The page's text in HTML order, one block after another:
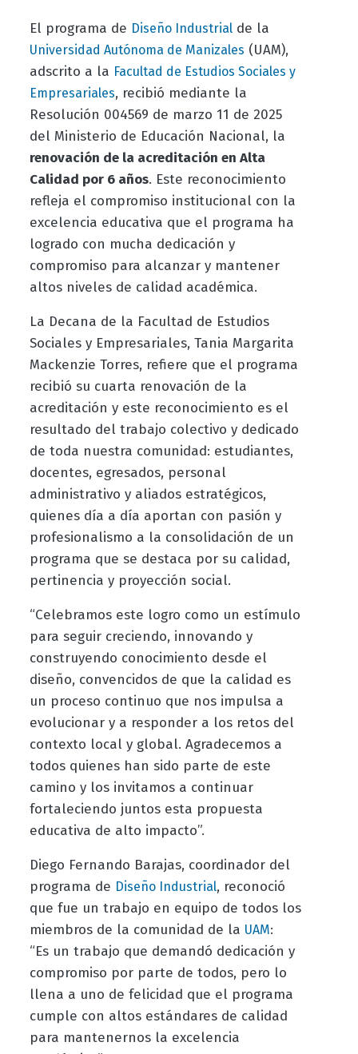
El programa de Diseño Industrialde la
Universidad Autónoma de Manizales (UAM),
adscrito a la Facultad de Estudios Sociales y
Empresariales, recibió mediante la
Resolución 004569 de marzo 11 de 2025
del Ministerio de Educación Nacional, la
renovación de la acreditación en Alta
Calidad por 6 años. Este reconocimiento
refleja el compromiso institucional con la
excelencia educativa que el programa ha
logrado con mucha dedicación y
compromiso para alcanzar y mantener
altos niveles de calidad académica.
La Decana de la Facultad de Estudios
Sociales y Empresariales, Tania Margarita
Mackenzie Torres, refiere que el programa
recibió su cuarta renovación de la
acreditación y este reconocimiento es el
resultado del trabajo colectivo y dedicado
de toda nuestra comunidad: estudiantes,
docentes, egresados, personal
administrativo y aliados estratégicos,
quienes día a día aportan con pasión y
profesionalismo a la consolidación de un
programa que se destaca por su calidad,
pertinencia y proyección social.
“Celebramos este logro como un estímulo
para seguir creciendo, innovando y
construyendo conocimiento desde el
diseño, convencidos de que la calidad es
un proceso continuo que nos impulsa a
evolucionar y a responder a los retos del
contexto local y global. Agradecemos a
todos quienes han sido parte de este
camino y los invitamos a continuar
fortaleciendo juntos esta propuesta
educativa de alto impacto”.
Diego Fernando Barajas, coordinador del
programa de Diseño Industrial, reconoció
que fue un trabajo en equipo de todos los
miembros de la comunidad de la UAM:
“Es un trabajo que demandó dedicación y
compromiso por parte de todos, pero lo
llena a uno de felicidad que el programa
cumple con altos estándares de calidad
para mantenernos la excelencia